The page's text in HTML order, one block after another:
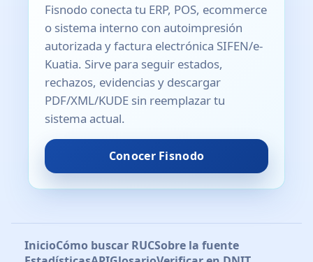
Fisnodo conecta tu ERP, POS, ecommerce
o sistema interno con autoimpresión
autorizada y factura electrónica SIFEN/e-
Kuatia. Sirve para seguir estados,
rechazos, evidencias y descargar
PDF/XML/KUDE sin reemplazar tu
sistema actual.
Conocer Fisnodo
InicioCómo buscar RUCSobre la fuente